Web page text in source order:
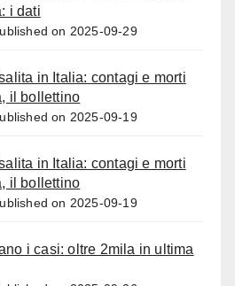
i dati
on 2025-09-29
in Italia: contagi e morti
il bollettino
on 2025-09-19
in Italia: contagi e morti
il bollettino
on 2025-09-19
i casi: oltre 2mila in ultima